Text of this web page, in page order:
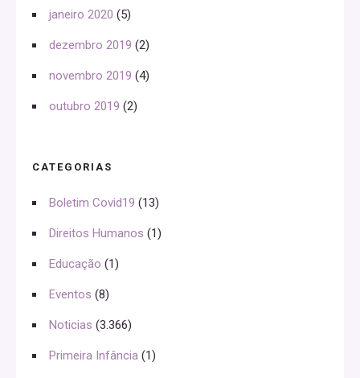
janeiro 2020 (5)
dezembro 2019 (2)
novembro 2019 (4)
outubro 2019 (2)
CATEGORIAS
Boletim Covid19 (13)
Direitos Humanos (1)
Educação (1)
Eventos (8)
Noticias (3.366)
Primeira Infância (1)